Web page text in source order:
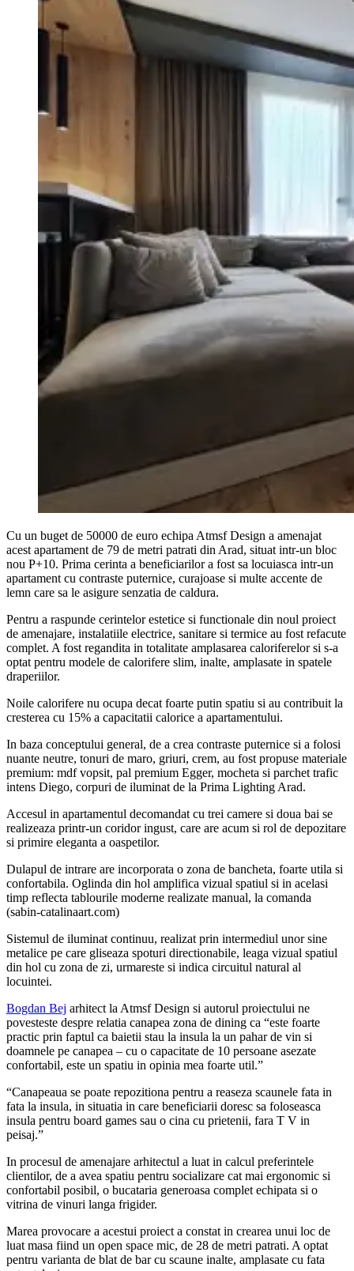
Cu un buget de 50000 de euro echipa Atmsf Design a amenajat
acest apartament de 79 de metri patrati din Arad, situat intr-un bloc
nou P+10. Prima cerinta a beneficiarilor a fost sa locuiasca intr-un
apartament cu contraste puternice, curajoase si multe accente de
lemn care sa le asigure senzatia de caldura.
Pentru a raspunde cerintelor estetice si functionale din noul proiect
de amenajare, instalatiile electrice, sanitare si termice au fost refacute
complet. A fost regandita in totalitate amplasarea caloriferelor si s-a
optat pentru modele de calorifere slim, inalte, amplasate in spatele
draperiilor.
Noile calorifere nu ocupa decat foarte putin spatiu si au contribuit la
cresterea cu 15% a capacitatii calorice a apartamentului.
In baza conceptului general, de a crea contraste puternice si a folosi
nuante neutre, tonuri de maro, griuri, crem, au fost propuse materiale
premium: mdf vopsit, pal premium Egger, mocheta si parchet trafic
intens Diego, corpuri de iluminat de la Prima Lighting Arad.
Accesul in apartamentul decomandat cu trei camere si doua bai se
realizeaza printr-un coridor ingust, care are acum si rol de depozitare
si primire eleganta a oaspetilor.
Dulapul de intrare are incorporata o zona de bancheta, foarte utila si
confortabila. Oglinda din hol amplifica vizual spatiul si in acelasi
timp reflecta tablourile moderne realizate manual, la comanda
(sabin-catalinaart.com)
Sistemul de iluminat continuu, realizat prin intermediul unor sine
metalice pe care gliseaza spoturi directionabile, leaga vizual spatiul
din hol cu zona de zi, urmareste si indica circuitul natural al
locuintei.
Bogdan Bej arhitect la Atmsf Design si autorul proiectului ne
povesteste despre relatia canapea zona de dining ca “este foarte
practic prin faptul ca baietii stau la insula la un pahar de vin si
doamnele pe canapea – cu o capacitate de 10 persoane asezate
confortabil, este un spatiu in opinia mea foarte util.”
“Canapeaua se poate repozitiona pentru a reaseza scaunele fata in
fata la insula, in situatia in care beneficiarii doresc sa foloseasca
insula pentru board games sau o cina cu prietenii, fara T V in
peisaj.”
In procesul de amenajare arhitectul a luat in calcul preferintele
clientilor, de a avea spatiu pentru socializare cat mai ergonomic si
confortabil posibil, o bucataria generoasa complet echipata si o
vitrina de vinuri langa frigider.
Marea provocare a acestui proiect a constat in crearea unui loc de
luat masa fiind un open space mic, de 28 de metri patrati. A optat
pentru varianta de blat de bar cu scaune inalte, amplasate cu fata